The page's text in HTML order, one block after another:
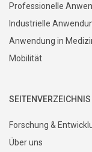
Professionelle
Industrielle
Anwendung in
Mobilität
SEITENVERZEICHNIS
Forschung &
Über uns